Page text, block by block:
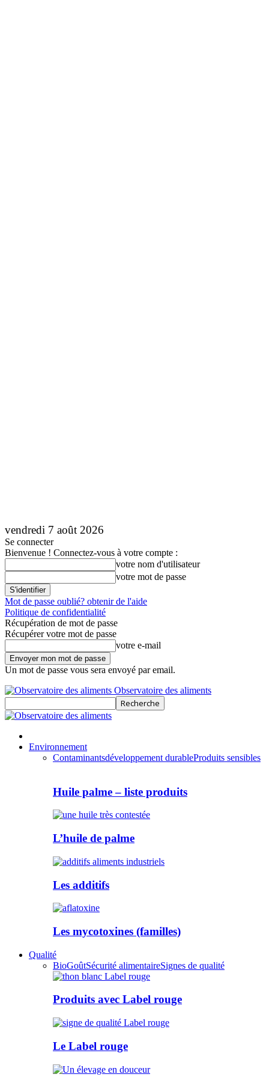
vendredi 7 août 2026
Se connecter
Bienvenue ! Connectez-vous à votre compte :
votre nom d'utilisateur
votre mot de passe
Mot de passe oublié? obtenir de l'aide
Politique de confidentialité
Récupération de mot de passe
Récupérer votre mot de passe
votre e-mail
Un mot de passe vous sera envoyé par email.
Observatoire des aliments
Environnement
Contaminantsdéveloppement durableProduits sensibles
Huile palme – liste produits
L’huile de palme
Les additifs
Les mycotoxines (familles)
Qualité
BioGoûtSécurité alimentaireSignes de qualité
Produits avec Label rouge
Le Label rouge